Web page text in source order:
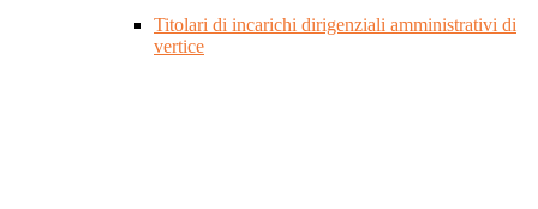
Titolari di incarichi dirigenziali amministrativi di
vertice